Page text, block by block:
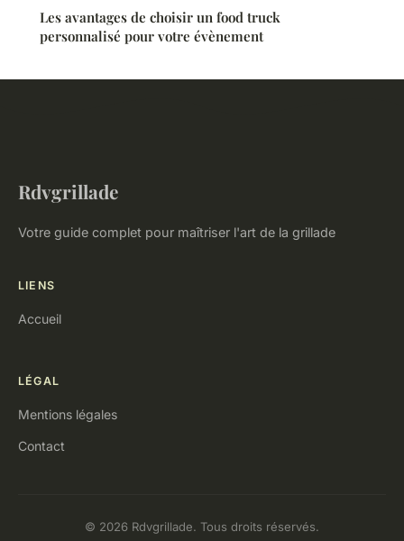
Les avantages de choisir un food truck
personnalisé pour votre évènement
Rdvgrillade
Votre guide complet pour maîtriser l'art de la grillade
LIENS
Accueil
LÉGAL
Mentions légales
Contact
© 2026 Rdvgrillade. Tous droits réservés.